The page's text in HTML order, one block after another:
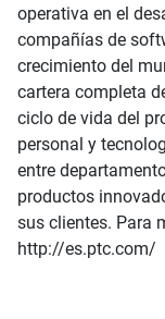
operativa en el
compañías de
crecimiento del
cartera completa
ciclo de vida del
personal y
entre
productos
sus clientes. Para
http://es.ptc.com/